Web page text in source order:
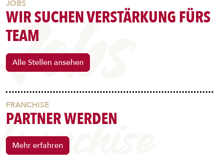
DESSERT
GETRÄNKE
STARTSEITE
JOBS
WIR SUCHEN VERSTÄRKUNG FÜRS
TEAM
Alle Stellen ansehen
Jobs
FRANCHISE
PARTNER WERDEN
Mehr erfahren